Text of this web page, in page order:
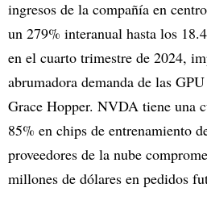
ingresos de la compañía en
un 279% interanual hasta los
en el cuarto trimestre de 2024,
abrumadora demanda de las
Grace Hopper. NVDA tiene una
85% en chips de entrenamiento
proveedores de la nube
millones de dólares en pedidos